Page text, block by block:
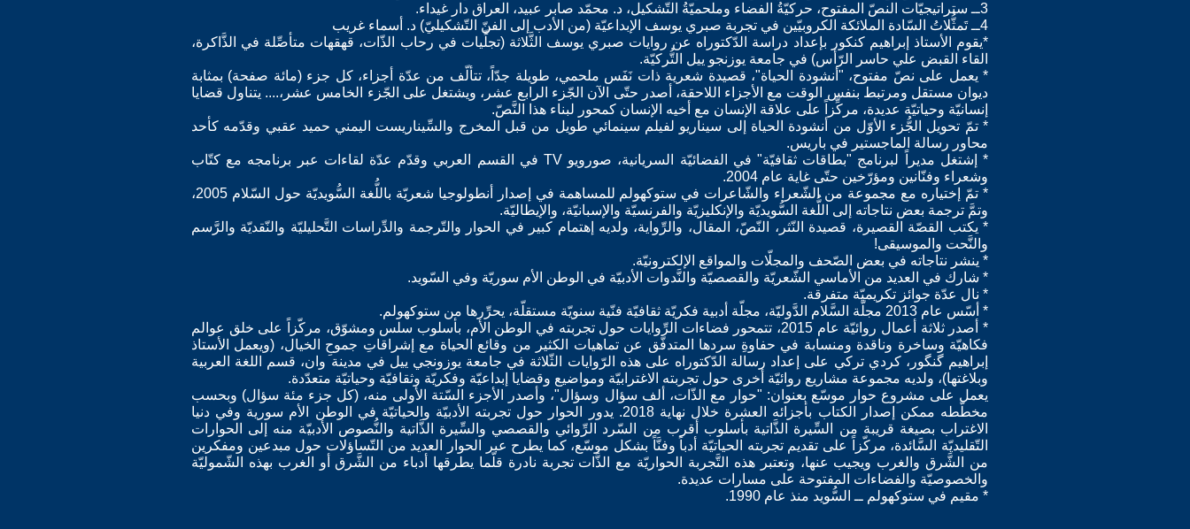
3ــ ستراتيجيّات النصّ المفتوح، حركيّةُ الفضاء وملحميّةُ التّشكيل، د. محمّد صابر عبيد، العراق دار غيداء.
4ــ تَمثُّلاتُ السّادة الملائكة الكروبيّين في تجربة صبري يوسف الإبداعيّة (من الأدب إلى الفنّ التّشكيليّ) د. أسماء غريب
*يقوم الأستاذ إبراهيم كنكور بإعداد دراسة الدّكتوراه عن روايات صبري يوسف الثَّلاثة (تجلِّيات في رحاب الذّات، قهقهات متأصِّلة في الذَّاكرة،
القاء القبض علي حاسر الرّأس) في جامعة يوزنجو ييل التُّركيّة.
* يعمل على نصّ مفتوح، "أنشودة الحياة"، قصيدة شعرية ذات نَفَس ملحمي، طويلة جدّاً، تتألّف من عدّة أجزاء، كل جزء (مائة صفحة) بمثابة
ديوان مستقل ومرتبط بنفس الوقت مع الأجزاء اللاحقة، أصدر حتّى الآن الجّزء الرابع عشر، ويشتغل على الجّزء الخامس عشر،.... يتناول قضايا
إنسانيّة وحياتيّة عديدة، مركِّزاً على علاقة الإنسان مع أخيه الإنسان كمحور لبناء هذا النَّصّ.
* تمّ تحويل الجُّزء الأوّل من أنشودة الحياة إلى سيناريو لفيلم سينمائي طويل من قبل المخرج والسِّيناريست اليمني حميد عقبي وقدّمه كأحد
محاور رسالة الماجستير في باريس.
* إشتغل مديراً لبرنامج "بطاقات ثقافيّة" في الفضائيّة السريانية، صورويو TV في القسم العربي وقدّم عدّة لقاءات عبر برنامجه مع كتّاب
وشعراء وفنّانين ومؤرّخين حتّى غاية عام 2004.
* تمّ إختياره مع مجموعة من الشّعراء والشّاعرات في ستوكهولم للمساهمة في إصدار أنطولوجيا شعريّة باللُّغة السُّويديّة حول السّلام 2005،
وتمَّ ترجمة بعض نتاجاته إلى اللُّغة السُّويديّة والإنكليزيّة والفرنسيّة والإسبانيّة، والإيطاليّة.
* يكتب القصّة القصيرة، قصيدة النّثر، النّصّ، المقال، والرِّواية، ولديه إهتمام كبير في الحوار والتّرجمة والدِّراسات التَّحليليّة والنّقديّة والرَّسم
والنَّحت والموسيقى!
* ينشر نتاجاته في بعض الصّحف والمجلّات والمواقع الإلكترونيّة.
* شارك في العديد من الأماسي الشّعريّة والقصصيّة والنَّدوات الأدبيّة في الوطن الأم سوريّة وفي السّويد.
* نال عدّة جوائز تكريميّة متفرقة.
* أسّس عام 2013 مجلّة السَّلام الدَّوليّة، مجلّة أدبية فكريّة ثقافيّة فنّية سنويّة مستقلّة، يحرِّرها من ستوكهولم.
* أصدر ثلاثة أعمال روائيّة عام 2015، تتمحور فضاءات الرِّوايات حول تجربته في الوطن الأم، بأسلوب سلس ومشوّق، مركّزاً على خلق عوالم
فكاهيّة وساخرة وناقدة ومنسابة في حفاوةِ سردها المتدفّق عن تماهيات الكثير من وقائع الحياة مع إشراقاتِ جموحِ الخيال، (ويعمل الأستاذ
إبراهيم گنگور، كردي تركي على إعداد رسالة الدّكتوراه على هذه الرّوايات الثّلاثة في جامعة يوزونجي ييل في مدينة وان، قسم اللغة العربية
وبلاغتها)، ولديه مجموعة مشاريع روائيّة أخرى حول تجربته الاغترابيّة ومواضيع وقضايا إبداعيّة وفكريّة وثقافيّة وحياتيّة متعدّدة.
يعمل على مشروع حوار موسّع بعنوان: "حوار مع الذّات، ألف سؤال وسؤال"، وأصدر الأجزء السّتة الأولى منه، (كل جزء مئة سؤال) وبحسب
مخطّطه ممكن إصدار الكتاب بأجزائه العشرة خلال نهاية 2018. يدور الحوار حول تجربته الأدبيّة والحياتيّة في الوطن الأم سورية وفي دنيا
الاغتراب بصيغة قريبة من السِّيرة الذَّاتية بأسلوب أقرب من السّرد الرِّوائي والقصصي والسِّيرة الذَّاتية والنُّصوص الأدبيّة منه إلى الحوارات
التّقليديّة السَّائدة، مركّزاً على تقديم تجربته الحياتيّة أدباً وفنَّاً بشكل موسّع، كما يطرح عبر الحوار العديد من التّساؤلات حول مبدعين ومفكرين
من الشَّرق والغرب ويجيب عنها، وتعتبر هذه التَّجربة الحواريّة مع الذَّات تجربة نادرة قلّما يطرقها أدباء من الشَّرق أو الغرب بهذه الشّموليّة
والخصوصيّة والفضاءات المفتوحة على مسارات عديدة.
* مقيم في ستوكهولم ــ السُّويد منذ عام 1990.